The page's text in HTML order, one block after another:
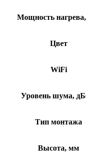
Мощность
Цвет
WiFi
Уровень шума,
Тип монтажа
Высота, мм